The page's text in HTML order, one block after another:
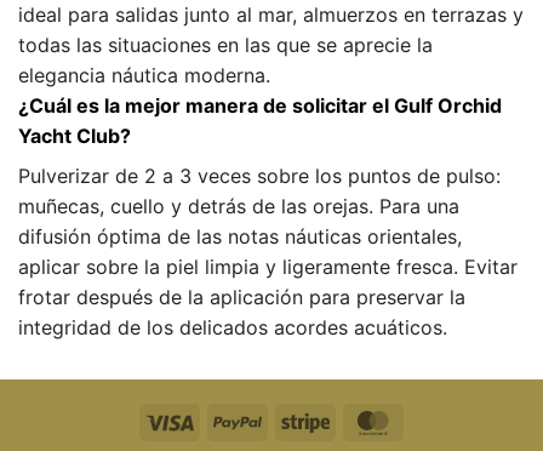
ideal para salidas junto al mar, almuerzos en terrazas y
todas las situaciones en las que se aprecie la
elegancia náutica moderna.
¿Cuál es la mejor manera de solicitar el Gulf Orchid
Yacht Club?
Pulverizar de 2 a 3 veces sobre los puntos de pulso:
muñecas, cuello y detrás de las orejas. Para una
difusión óptima de las notas náuticas orientales,
aplicar sobre la piel limpia y ligeramente fresca. Evitar
frotar después de la aplicación para preservar la
integridad de los delicados acordes acuáticos.
Visa PayPal Raya